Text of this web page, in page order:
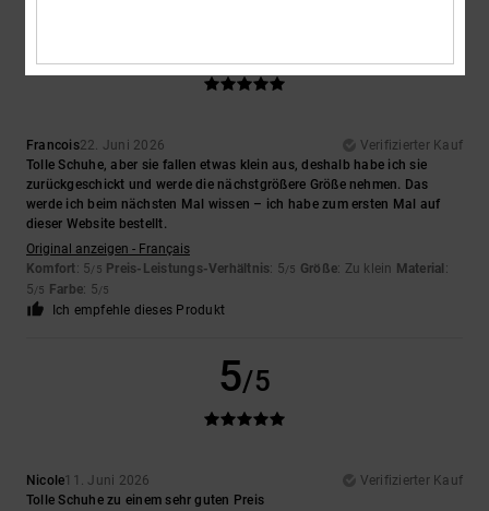
Francois22. Juni 2026
Verifizierter Kauf
Tolle Schuhe, aber sie fallen etwas klein aus, deshalb habe ich sie
zurückgeschickt und werde die nächstgrößere Größe nehmen. Das
werde ich beim nächsten Mal wissen – ich habe zum ersten Mal auf
dieser Website bestellt.
Original anzeigen - Français
Komfort: 5/5 Preis-Leistungs-Verhältnis: 5/5 Größe: Zu klein Material :
5/5 Farbe: 5/5
Ich empfehle dieses Produkt
5/5
Nicole11. Juni 2026
Verifizierter Kauf
Tolle Schuhe zu einem sehr guten Preis